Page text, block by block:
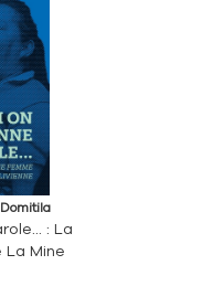
: La
La Mine